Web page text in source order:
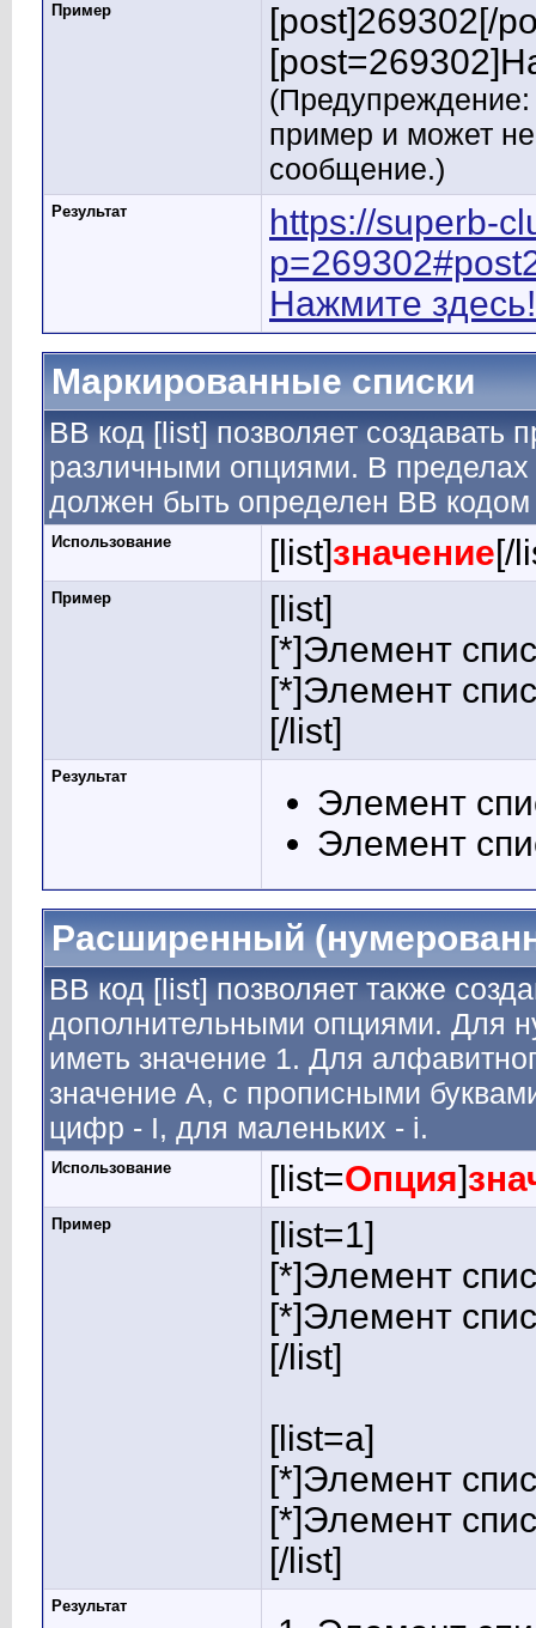
Пример
[post]269302[/
пример и может
сообщение.)
Результат
https://superb-
Нажмите здесь!
Маркированные списки
BB код [list] позволяет создавать
различными опциями. В
должен быть определен BB
Использование [list]значение[/
Пример
[list]
[*]Элемент
[*]Элемент
[/list]
Результат
Элемент
Элемент
Расширенный
BB код [list] позволяет также
дополнительными опциями. Для
иметь значение 1. Для
значение A, с прописными
цифр - I, для маленьких - i.
Использование [list=Опция]
Пример
[list=1]
[*]Элемент
[*]Элемент
[/list]
[list=a]
[*]Элемент
[*]Элемент
[/list]
Результат